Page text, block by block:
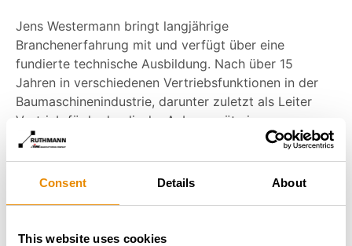
Consent Details About
This website uses cookies
Jens Westermann bringt langjährige
Branchenerfahrung mit und verfügt über eine
fundierte technische Ausbildung. Nach über 15
Jahren in verschiedenen Vertriebsfunktionen in der
Baumaschinenindustrie, darunter zuletzt als Leiter
Vertrieb für hydraulische Anbaugeräte in
Deutschland, war er von 2021 bis 2025 als Digital
Transformation Manager in einem internationalen
Landmaschinen-Konzern tätig. Dort war er